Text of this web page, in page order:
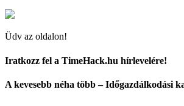
Üdv az oldalon!
Iratkozz fel a TimeHack.hu hírlevelére!
A kevesebb néha több – Időgazdálkodási